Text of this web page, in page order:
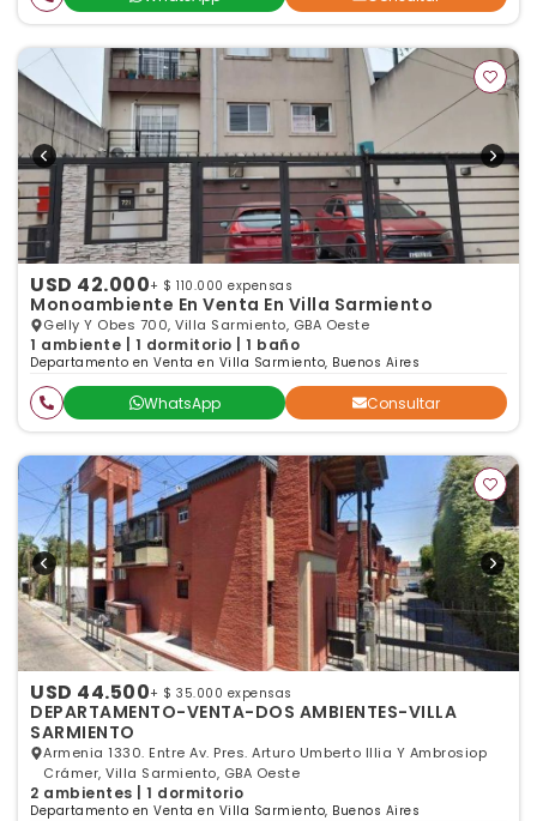
USD 42.000+ $ 110.000 expensas
Monoambiente En Venta En Villa Sarmiento
Gelly Y Obes 700, Villa Sarmiento, GBA Oeste
1 ambiente | 1 dormitorio | 1 baño
Departamento en Venta en Villa Sarmiento, Buenos Aires
WhatsApp Consultar
USD 44.500+ $ 35.000 expensas
DEPARTAMENTO-VENTA-DOS AMBIENTES-VILLA
SARMIENTO
Armenia 1330. Entre Av. Pres. Arturo Umberto Illia Y Ambrosiop
Crámer, Villa Sarmiento, GBA Oeste
2 ambientes | 1 dormitorio
Departamento en Venta en Villa Sarmiento, Buenos Aires